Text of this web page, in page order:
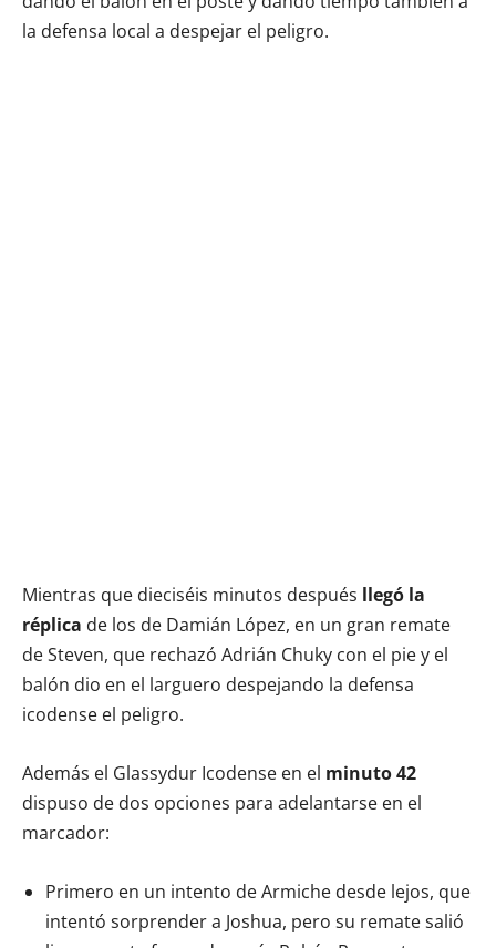
la defensa local a despejar el peligro.
Mientras que dieciséis minutos después llegó la
réplica de los de Damián López, en un gran remate
de Steven, que rechazó Adrián Chuky con el pie y el
balón dio en el larguero despejando la defensa
icodense el peligro.
Además el Glassydur Icodense en el minuto 42
dispuso de dos opciones para adelantarse en el
marcador:
Primero en un intento de Armiche desde lejos, que
intentó sorprender a Joshua, pero su remate salió